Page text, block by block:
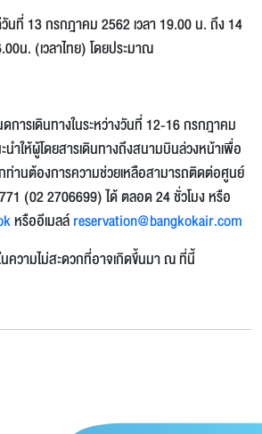
นที่ 13 กรกฎาคม 2562 เวลา 19.00 น. ถึง 14
น. (เวลาไทย) โดยประมาณ
ารเดินทางในระหว่างวันที่ 12-16 กรกฎาคม
ำให้ผู้โดยสารเดินทางถึงสนามบินล่วงหน้าเพื่อ
กท่านต้องการความช่วยเหลือสามารถติดต่อศูนย์
(02 2706699) ได้ ตลอด 24 ชั่วโมง หรือ
หรืออีเมลล์reservation@bangkokair.com
ความไม่สะดวกที่อาจเกิดขึ้นมา ณ ที่นี้